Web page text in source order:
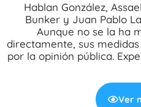
Hablan González,
Bunker y Juan Pablo
Aunque no se la ha
directamente, sus
por la opinión pública.
Ver